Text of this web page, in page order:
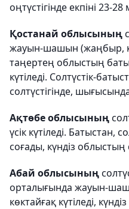
оңтүстігінде екпіні 23-28
Қостанай облысының
жауын-шашын (жаңбыр,
таңертең облыстың
күтіледі. Солтүстік-
солтүстігінде,
Ақтөбе облысының
үсік күтіледі. Батыстан,
соғады, күндіз облыстың
Абай облысының
орталығында жауын-
көктайғақ күтіледі,